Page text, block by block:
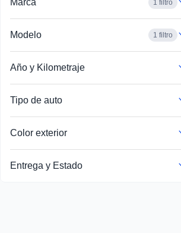
Marca 1 filtro
Modelo 1 filtro
Año y Kilometraje
Tipo de auto
Color exterior
Entrega y Estado